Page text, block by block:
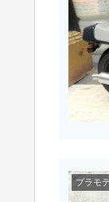
プラモ